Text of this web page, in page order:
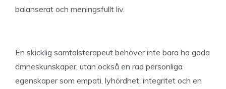
balanserat och meningsfullt liv.
En skicklig samtalsterapeut behöver inte bara ha goda
ämneskunskaper, utan också en rad personliga
egenskaper som empati, lyhördhet, integritet och en